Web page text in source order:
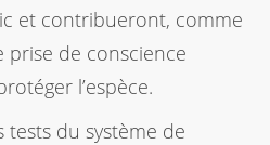
et contribueront, comme
prise de conscience
l’espèce.
tests du système de